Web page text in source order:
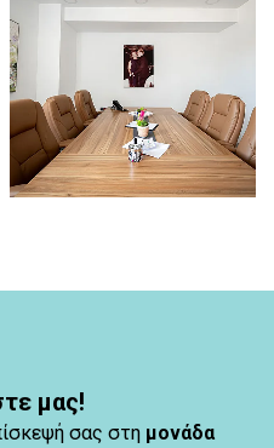
μας!
σας στη μονάδα